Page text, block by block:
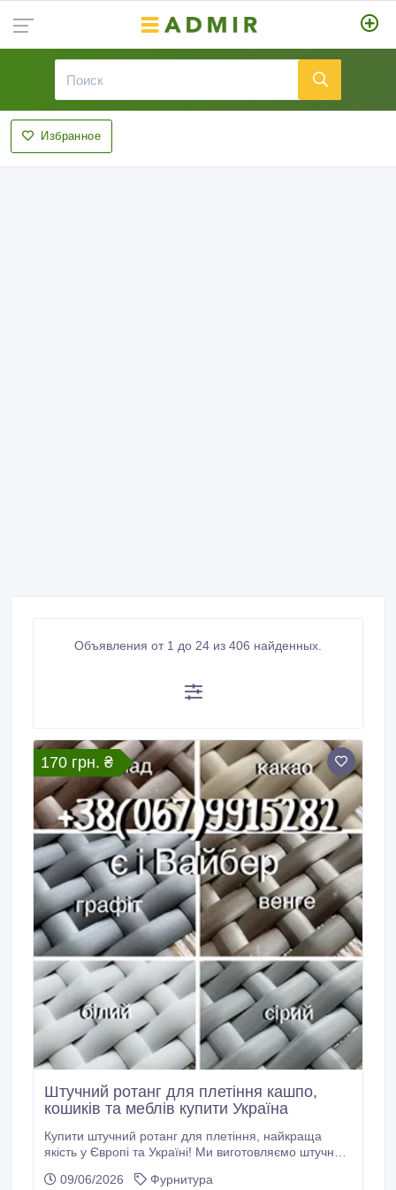
Избранное
Объявления от 1 до 24 из 406 найденных.
170 грн. ₴
Штучний ротанг для плетіння кашпо,
кошиків та меблів купити Україна
Купити штучний ротанг для плетіння, найкраща
якість у Європі та Україні! Ми виготовляємо штучний
Харків). Виготовляємо якісний ротанг з первинної
09/06/2026
Фурнитура